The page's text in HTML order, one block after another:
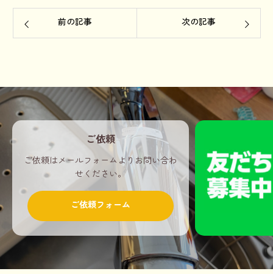
前の記事 次の記事
ご依頼
ご依頼はメールフォームよりお問い合わ
せください。
ご依頼フォーム